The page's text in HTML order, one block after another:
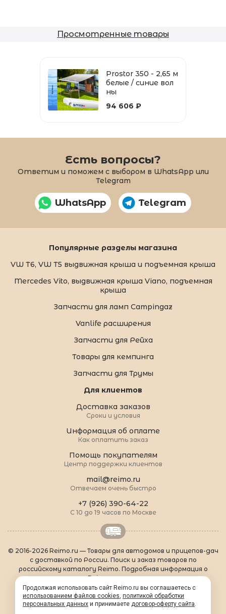
Просмотренные товары
Prostor 350 - 2,65 м
белые / синие вол
ны
94 606 ₽
Есть вопросы?
Ответим и поможем с выбором в WhatsApp или
Telegram
WhatsApp Telegram
Популярные разделы магазина
VW T6, VW T5 выдвижная крыша и подъемная крыша
Mercedes Vito, выдвижная крыша Viano, подъемная
крыша
Запчасти для ламп Campingaz
Vanlife расширения
Запчасти для Рейха
Товары для кемпинга
Запчасти для Трумы
Для клиентов
Доставка заказов
Сроки и условия
Информация об оплате
Как оплатить заказ
Помощь покупателям
Центр поддержки клиентов
mail@reimo.ru
Отвечаем очень быстро
+7 (926) 390-64-22
С 10 до 19 часов по Москве
© 2016-2026 Reimo.ru — Товары для автодомов и прицепов-дач
с доставкой по России. Поиск и заказ товаров по
российскому каталогу Reimo. Подробная информация о
товарах Reimo на русском языке.
О Reimo
| Популярные товары | Формальности
Контакты
| sitemap.xml
Продолжая использовать сайт Reimo.ru вы соглашаетесь с
использованием файлов cookies, политикой обработки
персональных данных и принимаете договор-оферту сайта.